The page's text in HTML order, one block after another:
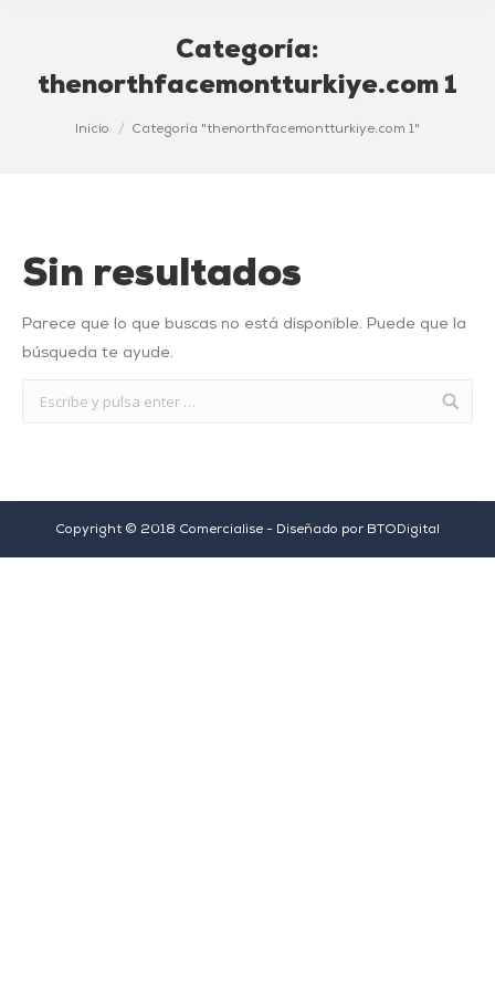
Categoría:
thenorthfacemontturkiye.com 1
Estás aquí:
Inicio Categoría "thenorthfacemontturkiye.com 1"
Sin resultados
Parece que lo que buscas no está disponible. Puede que la
búsqueda te ayude.
Copyright © 2018 Comercialise - Diseñado por BTODigital